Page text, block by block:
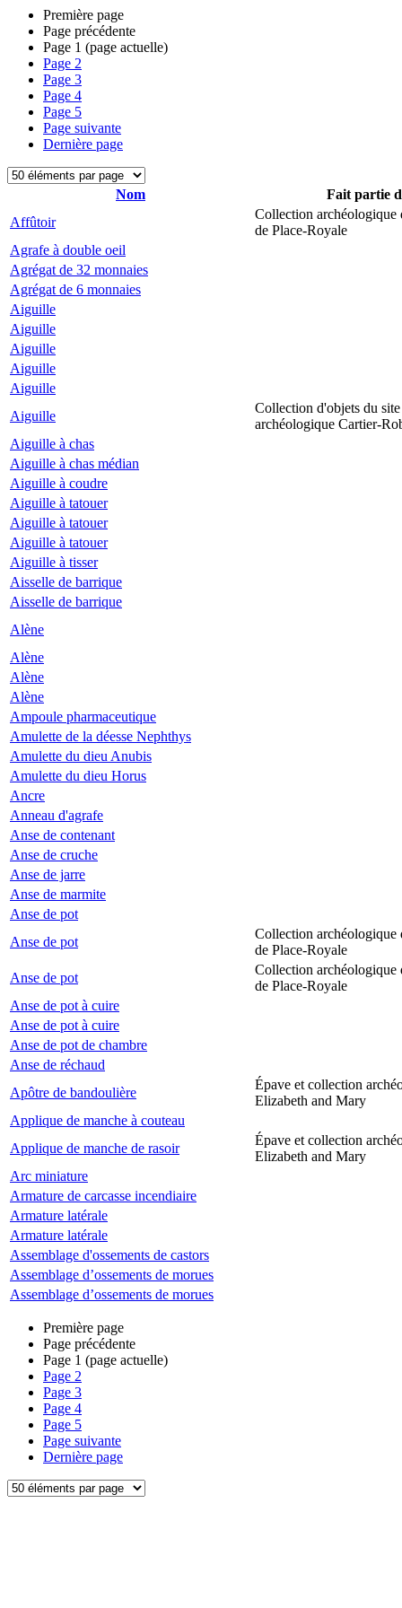
Première page
Page précédente
Page 1 (page actuelle)
Page 2
Page 3
Page 4
Page 5
Page suivante
Dernière page
Nom
Fait partie
Affûtoir
Collection archéologique
de Place-Royale
Agrafe à double oeil
Agrégat de 32 monnaies
Agrégat de 6 monnaies
Aiguille
Aiguille
Aiguille
Aiguille
Aiguille
Aiguille
Collection d'objets du site
archéologique Cartier-
Aiguille à chas
Aiguille à chas médian
Aiguille à coudre
Aiguille à tatouer
Aiguille à tatouer
Aiguille à tatouer
Aiguille à tisser
Aisselle de barrique
Aisselle de barrique
Alène
Alène
Alène
Alène
Ampoule pharmaceutique
Amulette de la déesse Nephthys
Amulette du dieu Anubis
Amulette du dieu Horus
Ancre
Anneau d'agrafe
Anse de contenant
Anse de cruche
Anse de jarre
Anse de marmite
Anse de pot
Anse de pot
Collection archéologique
de Place-Royale
Anse de pot
Collection archéologique
de Place-Royale
Anse de pot à cuire
Anse de pot à cuire
Anse de pot de chambre
Anse de réchaud
Apôtre de bandoulière
Épave et collection
Elizabeth and Mary
Applique de manche à couteau
Applique de manche de rasoir
Épave et collection
Elizabeth and Mary
Arc miniature
Armature de carcasse incendiaire
Armature latérale
Armature latérale
Assemblage d'ossements de castors
Assemblage d’ossements de morues
Assemblage d’ossements de morues
Première page
Page précédente
Page 1 (page actuelle)
Page 2
Page 3
Page 4
Page 5
Page suivante
Dernière page